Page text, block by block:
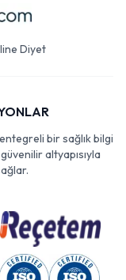
Diyet
bir sağlık bilgi
altyapısıyla